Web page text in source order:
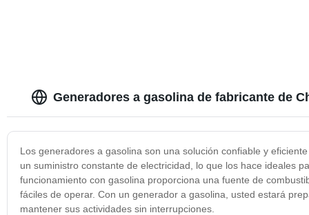
Generadores a gasolina de fabricante de
Los generadores a gasolina son una solución confiable y
un suministro constante de electricidad, lo que los hace ideales
funcionamiento con gasolina proporciona una fuente de
fáciles de operar. Con un generador a gasolina, usted estará
mantener sus actividades sin interrupciones.